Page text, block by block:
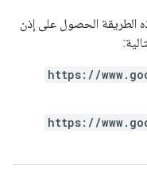
الطريقة الحصول على إذن
https://
https://